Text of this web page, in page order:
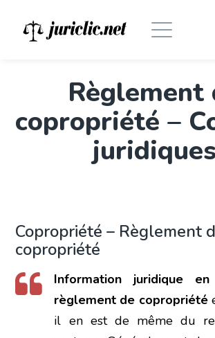
Règlement
copropriété –
juridiques
Copropriété – Règlement
copropriété
Information juridique
règlement de copropriété
il en est de même du